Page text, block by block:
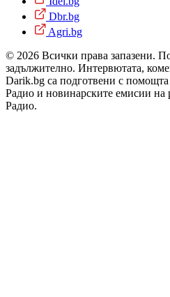
Dbr.bg
Agri.bg
© 2026 Всички права запазени.
задължително. Интервютата,
Darik.bg са подготвени с
Радио и новинарските емисии
Радио.